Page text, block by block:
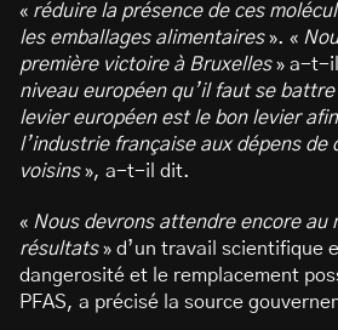
« réduire la présence de ces
les emballages alimentaires». «
première victoire à Bruxelles» a-t-il
niveau européen qu’il faut se
levier européen est le bon levier
l’industrie française aux dépens de
voisins», a-t-il dit.
« Nous devrons attendre encore au
résultats» d’un travail scientifique
dangerosité et le remplacement
PFAS, a précisé la source